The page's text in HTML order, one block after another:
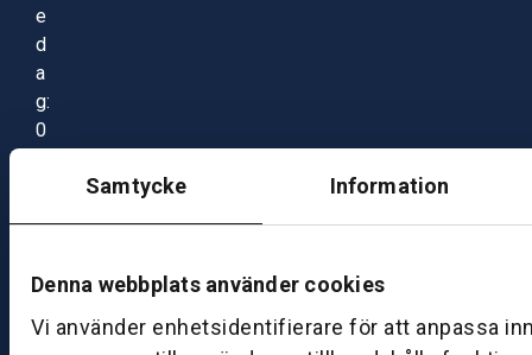
Samtycke Information
Denna webbplats använder cookies
Vi använder enhetsidentifierare för att anpassa
e
d
a
g:
0
1
0